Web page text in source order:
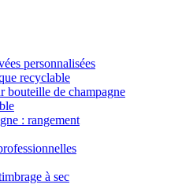
personnalisées
recyclable
bouteille de champagne
: rangement
à sec